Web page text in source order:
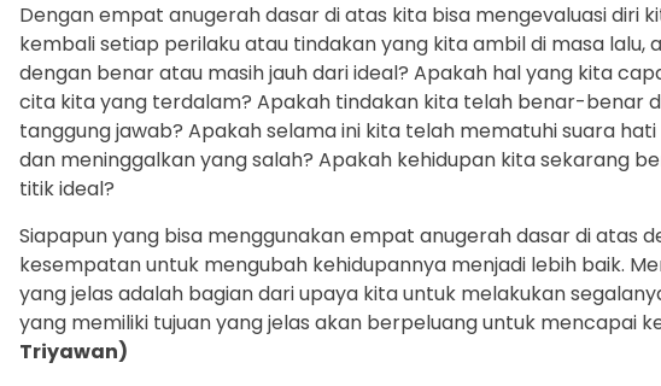
Dengan empat anugerah dasar di atas kita bisa mengevaluasi diri
kembali setiap perilaku atau tindakan yang kita ambil di masa
dengan benar atau masih jauh dari ideal? Apakah hal yang kita
cita kita yang terdalam? Apakah tindakan kita telah benar-benar
tanggung jawab? Apakah selama ini kita telah mematuhi suara
dan meninggalkan yang salah? Apakah kehidupan kita sekarang
titik ideal?
Siapapun yang bisa menggunakan empat anugerah dasar di atas
kesempatan untuk mengubah kehidupannya menjadi lebih baik.
yang jelas adalah bagian dari upaya kita untuk melakukan
yang memiliki tujuan yang jelas akan berpeluang untuk mencapai
Triyawan)